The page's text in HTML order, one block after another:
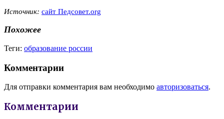
Источник: сайт Педсовет.org
Похожее
Теги: образование россии
Комментарии
Для отправки комментария вам необходимо авторизоваться.
Комментарии